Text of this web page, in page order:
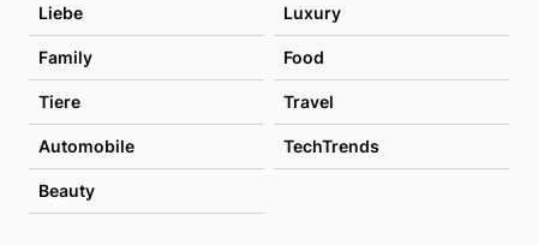
Liebe Luxury
Family Food
Tiere Travel
Automobile TechTrends
Beauty